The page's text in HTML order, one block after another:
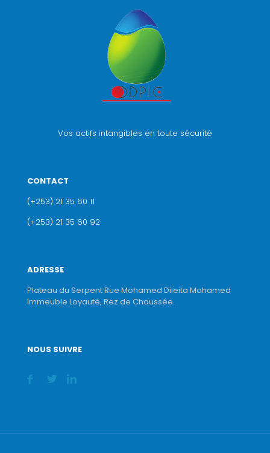
Vos actifs intangibles en toute sécurité
CONTACT
(+253) 21 35 60 11
(+253) 21 35 60 92
ADRESSE
Plateau du Serpent Rue Mohamed Dileita Mohamed
Immeuble Loyauté, Rez de Chaussée.
NOUS SUIVRE